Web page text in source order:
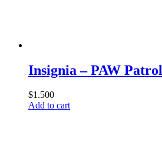
Insignia – PAW Patrol
$1.500
Add to cart